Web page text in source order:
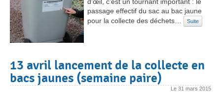
passage effectif du sac au bac jaune
pour la collecte des déchets…
Suite
13 avril lancement de la collecte en
bacs jaunes (semaine paire)
Le 31 mars 2015